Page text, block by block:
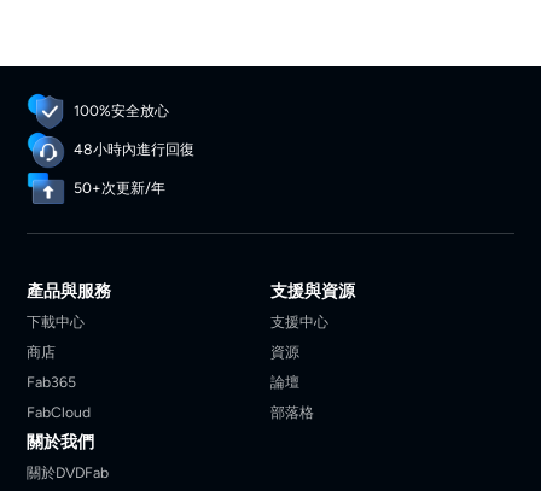
100%安全放心
48小時內進行回復
50+次更新/年
產品與服務
下載中心
商店
Fab365
FabCloud
支援與資源
支援中心
資源
論壇
部落格
關於我們
關於DVDFab